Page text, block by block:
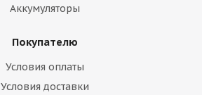
Аккумуляторы
Покупателю
Условия оплаты
Условия доставки